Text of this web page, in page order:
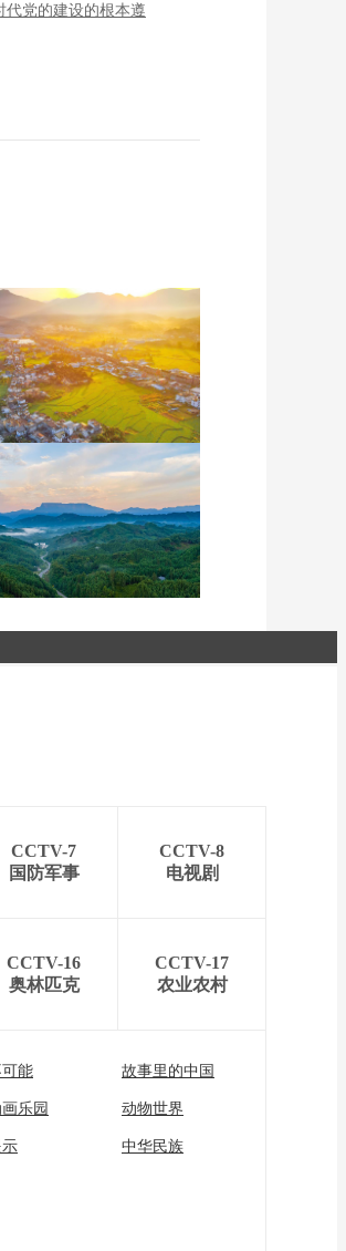
代党的建设的根本遵
西：晨光铺洒山乡
CCTV-7
国防军事
CCTV-8
电视剧
CCTV-16
奥林匹克
CCTV-17
农业农村
能 故事里的中国
乐园 动物世界
中华民族